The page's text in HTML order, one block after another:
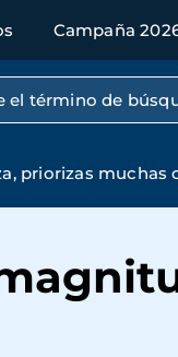
Campaña
por texto
priorizas muchas